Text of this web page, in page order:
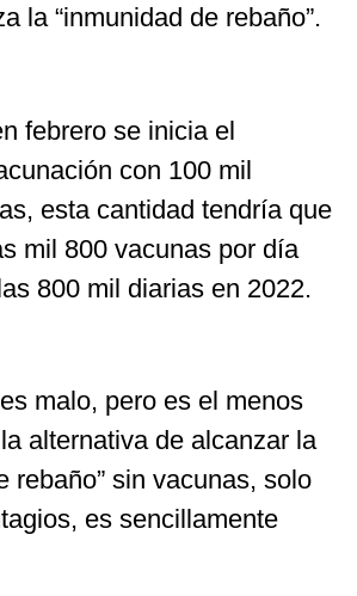
la “inmunidad de rebaño”.
febrero se inicia el
con 100 mil
esta cantidad tendría que
mil 800 vacunas por día
800 mil diarias en 2022.
malo, pero es el menos
alternativa de alcanzar la
rebaño” sin vacunas, solo
es sencillamente